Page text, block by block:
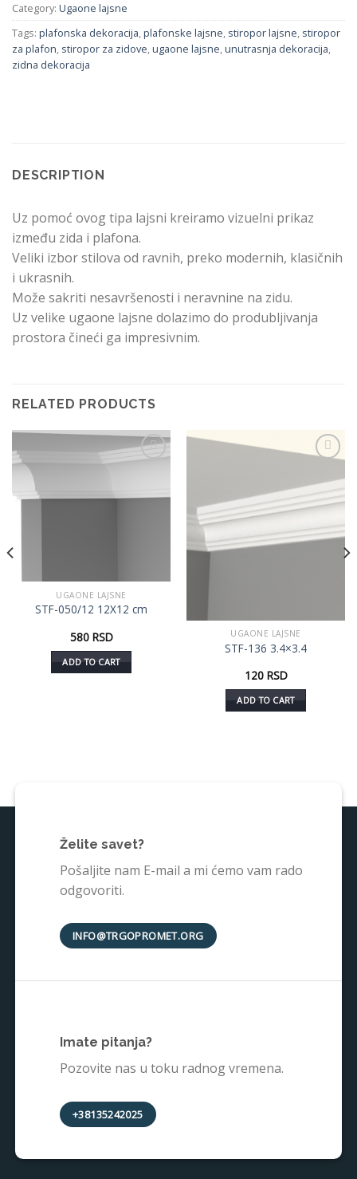
Category: Ugaone lajsne
Tags: plafonska dekoracija,plafonske lajsne, stiropor lajsne, stiropor
za plafon, stiropor za zidove,ugaone lajsne,unutrasnja dekoracija,
zidna dekoracija
DESCRIPTION
Uz pomoć ovog tipa lajsni kreiramo vizuelni prikaz
između zida i plafona.
Veliki izbor stilova od ravnih, preko modernih, klasičnih
i ukrasnih.
Može sakriti nesavršenosti i neravnine na zidu.
Uz velike ugaone lajsne dolazimo do produbljivanja
prostora čineći ga impresivnim.
RELATED PRODUCTS
UGAONE LAJSNE
STF-050/12 12X12 cm
580 RSD
ADD TO CART
u listu
želja
UGAONE LAJSNE
STF-136 3.4×3.4
120 RSD
ADD TO CART
Želite savet?
Pošaljite nam E-mail a mi ćemo vam rado
odgovoriti.
INFO@TRGOPROMET.ORG
Imate pitanja?
Pozovite nas u toku radnog vremena.
+38135242025